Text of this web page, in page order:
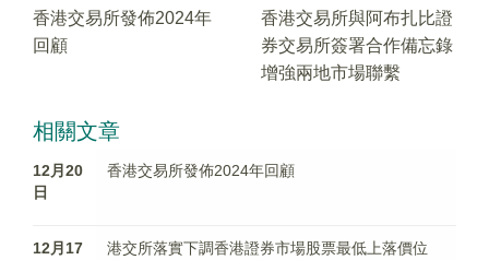
香港交易所發佈2024年
回顧
香港交易所與阿布扎比證
券交易所簽署合作備忘錄
增強兩地市場聯繫
相關文章
12月20
日
香港交易所發佈2024年回顧
12月17
港交所落實下調香港證券市場股票最低上落價位